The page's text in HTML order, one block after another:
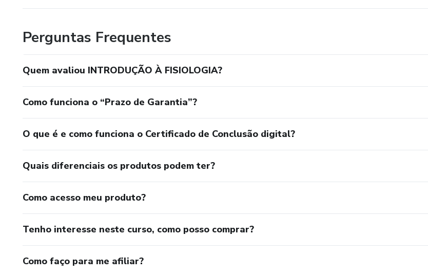
Perguntas Frequentes
Quem avaliou INTRODUÇÃO À FISIOLOGIA?
Como funciona o “Prazo de Garantia”?
O que é e como funciona o Certificado de Conclusão digital?
Quais diferenciais os produtos podem ter?
Como acesso meu produto?
Tenho interesse neste curso, como posso comprar?
Como faço para me afiliar?